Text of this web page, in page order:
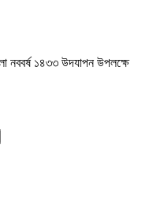
নববর্ষ ১৪৩৩ উদযাপন উপলক্ষে